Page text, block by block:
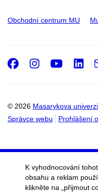
Obchodní centrum MU
© 2026 Masarykova
Správce webu
Prohlášení
Facebook
K vyhodnocování
obsahu a reklam
klikněte na „přijmout